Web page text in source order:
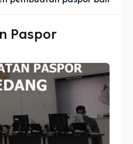
Paspor